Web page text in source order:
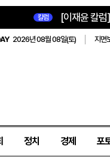
칼럼 [이재윤 칼럼]
2026년 08월 08일(토) 지면
정치 경제 포